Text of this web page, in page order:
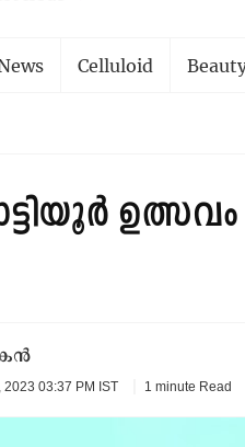
Celluloid
03:37 PM IST 1 minute Read